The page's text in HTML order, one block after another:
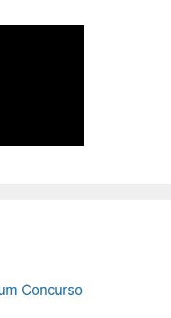
Concurso